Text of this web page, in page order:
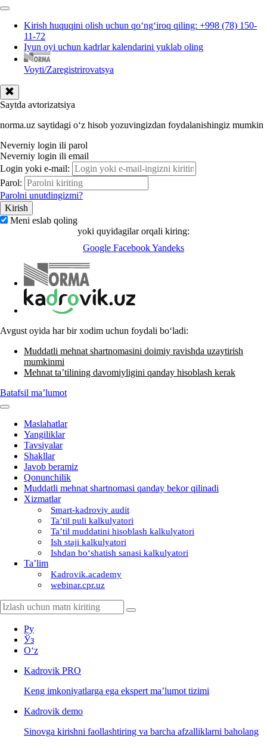
Kirish huquqini olish uchun qoʻngʻiroq qiling: +998 (78) 150-
11-72
Iyun oyi uchun kadrlar kalendarini yuklab oling
Voyti/Zaregistrirovatsya
Saytda avtorizatsiya
norma.uz saytidagi oʻz hisob yozuvingizdan foydalanishingiz mumkin
Neverniy login ili parol
Neverniy login ili email
Login yoki e-mail:
Parol:
Parolni unutdingizmi?
Meni eslab qoling
yoki quyidagilar orqali kiring:
Google FacebookYandeks
Avgust oyida har bir хodim uchun foydali boʻladi:
Muddatli mehnat shartnomasini doimiy ravishda uzaytirish
mumkinmi
Mehnat ta’tilining davomiyligini qanday hisoblash kerak
Batafsil ma’lumot
Maslahatlar
Yangiliklar
Tavsiyalar
Shakllar
Javob beramiz
Qonunchilik
Muddatli mehnat shartnomasi qanday bekor qilinadi
Xizmatlar
Smart-kadroviy audit
Ta’til puli kalkulyatori
Ta’til muddatini hisoblash kalkulyatori
Ish staji kalkulyatori
Ishdan boʻshatish sanasi kalkulyatori
Ta’lim
Kadrovik.academy
webinar.cpr.uz
Ру
Ўз
Oʻz
Kadrovik PRO
Keng imkoniyatlarga ega ekspert ma’lumot tizimi
Kadrovik demo
Sinovga kirishni faollashtiring va barcha afzalliklarni baholang